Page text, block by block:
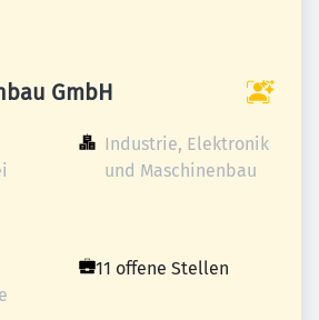
GmbH
Industrie, Elektronik
und Maschinenbau
11 offene Stellen